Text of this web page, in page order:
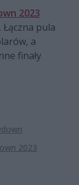
2023
pula
a
finały
2023